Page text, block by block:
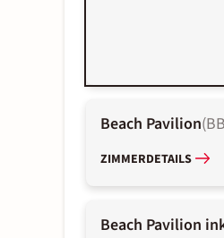
Beach Pavilion(
ZIMMERDETAILS
Beach Pavilion